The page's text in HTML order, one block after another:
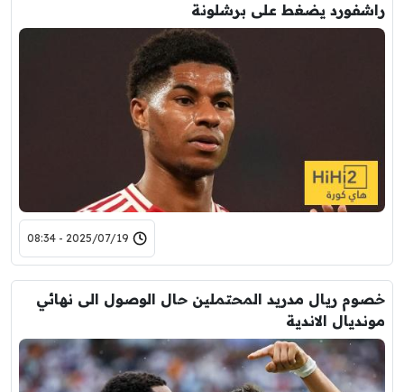
راشفورد يضغط على برشلونة
2025/07/19 - 08:34
خصوم ريال مدريد المحتملين حال الوصول الى نهائي
مونديال الاندية